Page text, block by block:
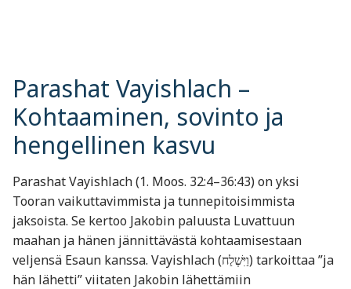
Parashat Vayishlach –
Kohtaaminen, sovinto ja
hengellinen kasvu
Parashat Vayishlach (1. Moos. 32:4–36:43) on yksi
Tooran vaikuttavimmista ja tunnepitoisimmista
jaksoista. Se kertoo Jakobin paluusta Luvattuun
maahan ja hänen jännittävästä kohtaamisestaan
veljensä Esaun kanssa. Vayishlach (וַיִּשְׁלַח) tarkoittaa ”ja
hän lähetti” viitaten Jakobin lähettämiin